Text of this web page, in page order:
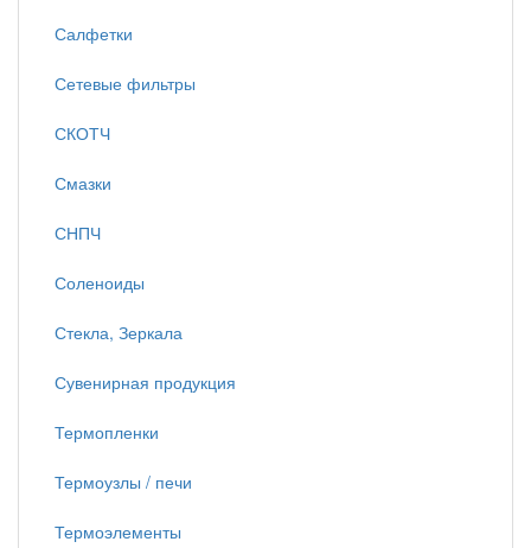
Салфетки
Сетевые фильтры
СКОТЧ
Смазки
СНПЧ
Соленоиды
Стекла, Зеркала
Сувенирная продукция
Термопленки
Термоузлы / печи
Термоэлементы